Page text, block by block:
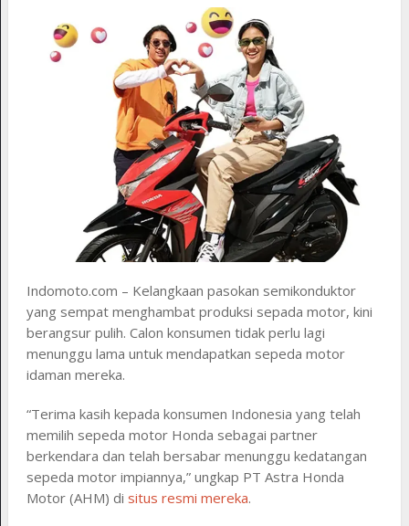
Indomoto.com – Kelangkaan pasokan semikonduktor
yang sempat menghambat produksi sepada motor, kini
berangsur pulih. Calon konsumen tidak perlu lagi
menunggu lama untuk mendapatkan sepeda motor
idaman mereka.
“Terima kasih kepada konsumen Indonesia yang telah
memilih sepeda motor Honda sebagai partner
berkendara dan telah bersabar menunggu kedatangan
sepeda motor impiannya,” ungkap PT Astra Honda
Motor (AHM) di situs resmi mereka.